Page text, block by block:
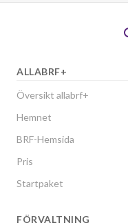
ALLABRF+
Översikt allabrf+
Hemnet
BRF-Hemsida
Pris
Startpaket
FÖRVALTNING